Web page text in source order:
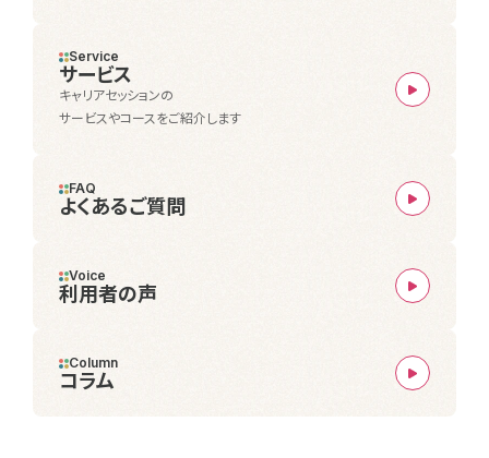
Service
サービス
キャリアセッションの
サービスやコースをご紹介します
FAQ
よくあるご質問
Voice
利用者の声
Column
コラム